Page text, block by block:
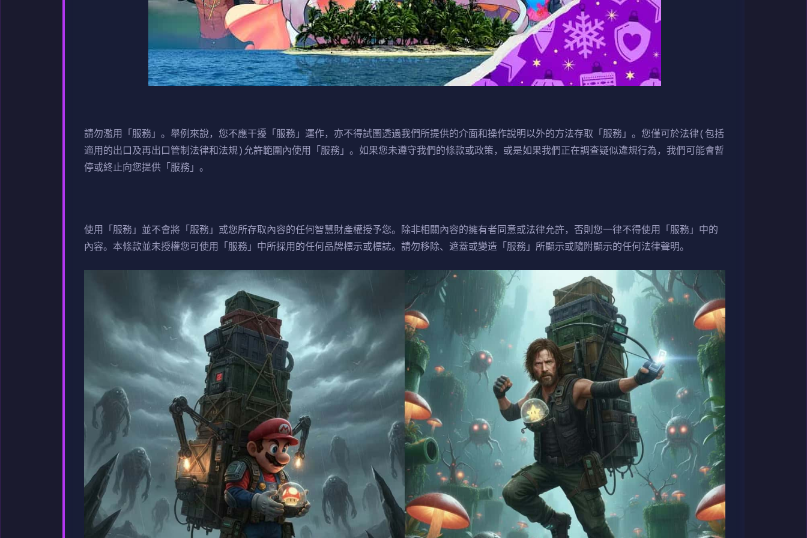
請勿濫用「服務」。舉例來說，您不應干擾「服務」運作，亦不得試圖透過我們所提供的介面和操作說明以外的方法存取「服務」。您僅可於法律(包括
適用的出口及再出口管制法律和法規)允許範圍內使用「服務」。如果您未遵守我們的條款或政策，或是如果我們正在調查疑似違規行為，我們可能會暫
停或終止向您提供「服務」。
使用「服務」並不會將「服務」或您所存取內容的任何智慧財產權授予您。除非相關內容的擁有者同意或法律允許，否則您一律不得使用「服務」中的
內容。本條款並未授權您可使用「服務」中所採用的任何品牌標示或標誌。請勿移除、遮蓋或變造「服務」所顯示或隨附顯示的任何法律聲明。